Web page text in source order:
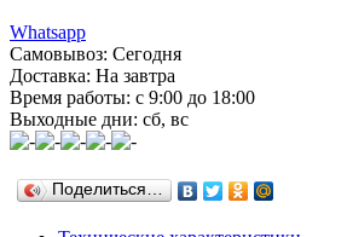
Whatsapp
Самовывоз: Сегодня
Доставка: На завтра
Время работы: с 9:00 до 18:00
Выходные дни: сб, вс
Поделиться…